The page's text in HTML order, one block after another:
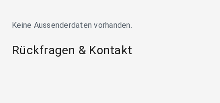
Keine Aussenderdaten vorhanden.
Rückfragen & Kontakt